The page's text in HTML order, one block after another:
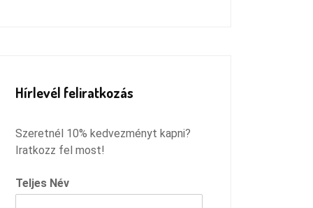
Hírlevél feliratkozás
Szeretnél 10% kedvezményt kapni?
Iratkozz fel most!
Teljes Név